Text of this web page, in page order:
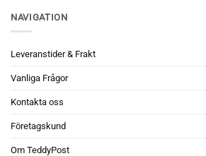
NAVIGATION
Leveranstider & Frakt
Vanliga Frågor
Kontakta oss
Företagskund
Om TeddyPost